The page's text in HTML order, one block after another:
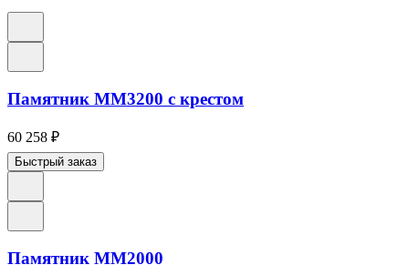
Памятник ММ3200 с крестом
60 258 ₽
Быстрый заказ
Памятник ММ2000